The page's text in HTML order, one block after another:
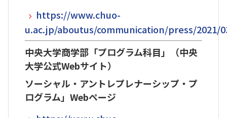
https://www.chuo-
u.ac.jp/aboutus/communication/press/2021/
中央大学商学部「プログラム科目」（中央
大学公式Webサイト）
ソーシャル・アントレプレナーシップ・プ
ログラム」Webページ​​​​​​